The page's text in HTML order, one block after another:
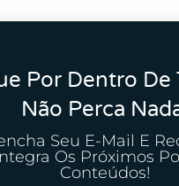
Por Dentro De
Não Perca
Seu E-Mail E
Os Próximos
Conteúdos!